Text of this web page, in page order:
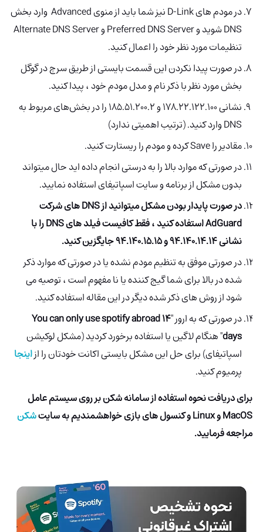
در مودم های D-Link نیز شما باید از منوی Advanced وارد بخش
DNS شوید و Preferred DNS Server و Alternate DNS Server
تنظیمات مورد نظر خود را اعمال کنید.
در صورت پیدا نکردن این قسمت بایستی از طریق سرچ در گوگل
بخش مورد نظر با ذکر نام و مدل مودم خود ، پیدا کنید.
نشانی 178.22.122.100 و 185.51.200.2 را در بخش‌های مربوط به
DNS وارد کنید. (ترتیب اهمیتی ندارد)
مقادیر را Save کرده و مودم را ریستارت کنید.
در صورتی که موارد بالا را به درستی انجام داده اید حال میتواند
بدون مشکل از برنامه و سایت اسپاتیفای استفاده نمایید.
در صورت پایدار بودن مشکل میتوانید از DNS های شرکت
AdGuard استفاده کنید ، فقط کافیست فیلد های DNS را با
نشانی 94.140.14.14 و 94.140.15.15 جایگزین کنید.
در صورتی موفق به تنظیم مودم نشده یا در صورتی که موارد ذکر
شده در بالا برای شما گیج کننده یا نا مفهوم است ، توصیه می
شود از روش های ذکر شده دیگر در این مقاله استفاده کنید.
در صورتی که به ارور "You can only use spotify abroad 14
days" هنگام لاگین یا استفاده برخورد کردید (مشکل لوکیشن
اسپاتیفای) برای حل این مشکل بایستی اکانت خودتان را ازاینجا
پرمیوم کنید.
برای دریافت نحوه استفاده از سامانه شکن بر روی سیستم عامل
MacOS و Linux و کنسول های بازی خواهشمندیم به سایت
شکن
مراجعه فرمایید.